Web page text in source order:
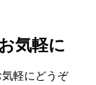
気軽に
軽にどうぞ